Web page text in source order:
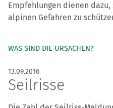
Empfehlungen dienen
alpinen Gefahren zu
WAS SIND DIE URSACHEN?
13.09.2016
Seilrisse